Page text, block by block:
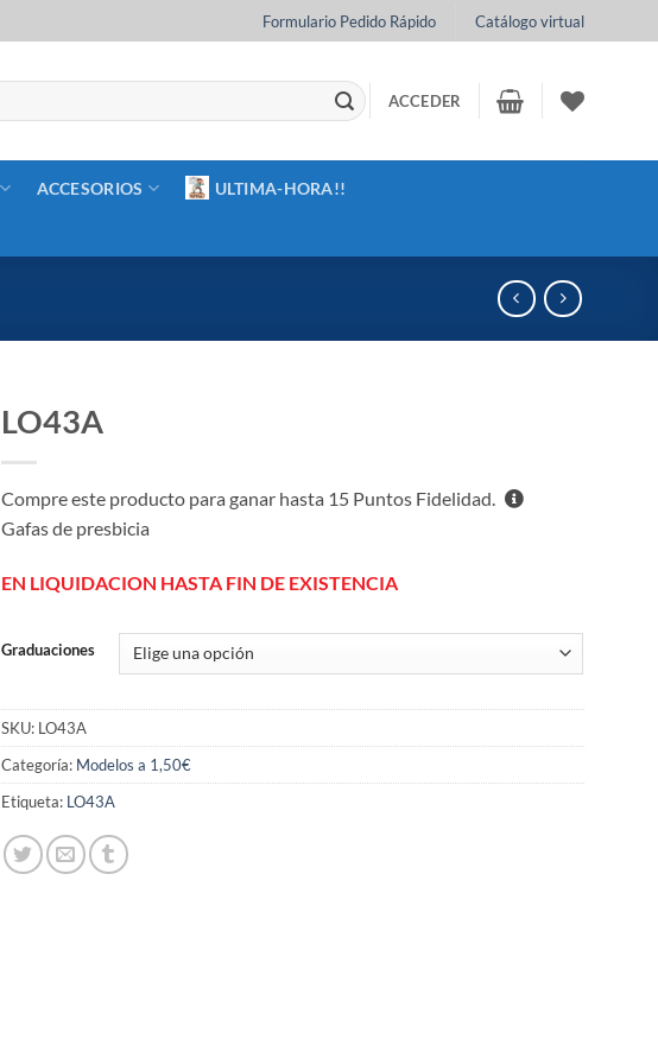
Formulario Pedido Rápido Catálogo virtual
ACCEDER
ACCESORIOS ULTIMA-HORA!!
LO43A
Compre este producto para ganar hasta 15 Puntos Fidelidad.
Gafas de presbicia
EN LIQUIDACION HASTA FIN DE EXISTENCIA
Graduaciones
SKU: LO43A
Categoría: Modelos a 1,50€
Etiqueta: LO43A